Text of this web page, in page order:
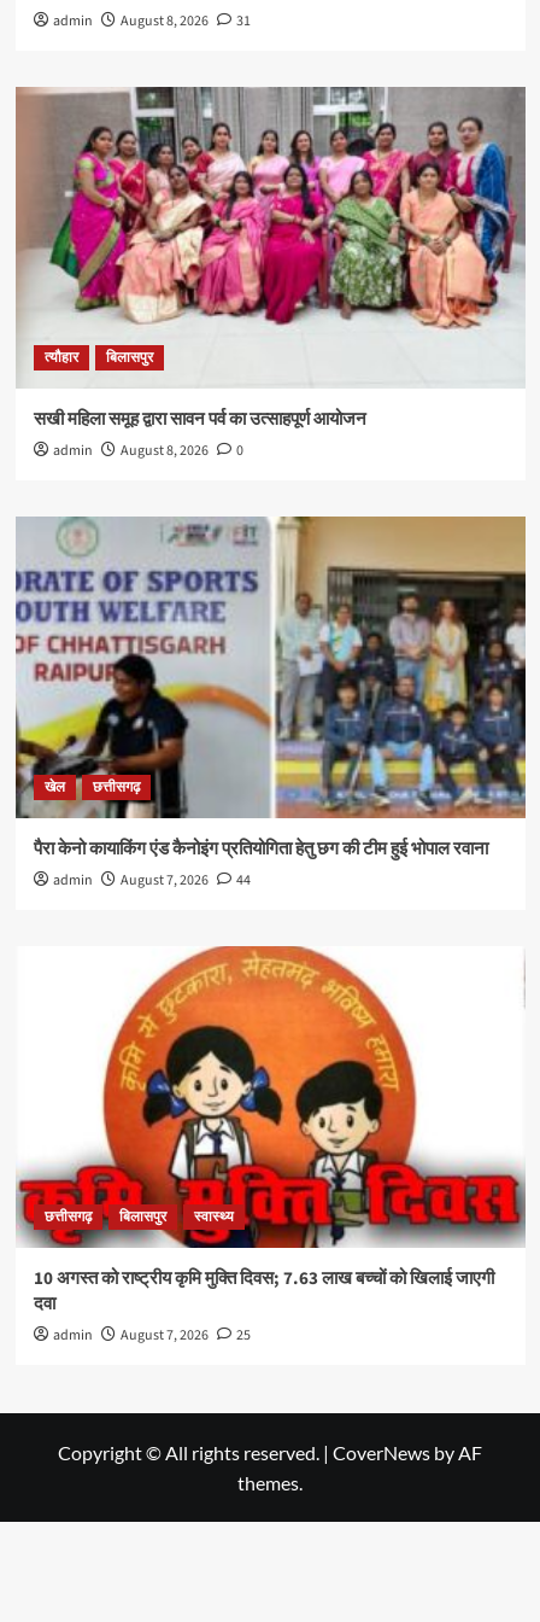
admin August 8, 2026 31
त्यौहार बिलासपुर
सखी महिला समूह द्वारा सावन पर्व का उत्साहपूर्ण आयोजन
admin August 8, 2026 0
खेल छत्तीसगढ़
पैरा केनो कायाकिंग एंड कैनोइंग प्रतियोगिता हेतु छग की टीम हुई भोपाल रवाना
admin August 7, 2026 44
छत्तीसगढ़ बिलासपुर स्वास्थ्य
10 अगस्त को राष्ट्रीय कृमि मुक्ति दिवस; 7.63 लाख बच्चों को खिलाई जाएगी
दवा
admin August 7, 2026 25
Copyright © All rights reserved. | CoverNews by AF
themes.